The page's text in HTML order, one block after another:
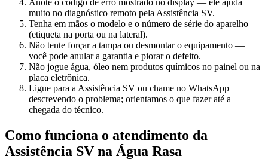
Anote o código de erro mostrado no display — ele ajuda
muito no diagnóstico remoto pela Assistência SV.
Tenha em mãos o modelo e o número de série do aparelho
(etiqueta na porta ou na lateral).
Não tente forçar a tampa ou desmontar o equipamento —
você pode anular a garantia e piorar o defeito.
Não jogue água, óleo nem produtos químicos no painel ou na
placa eletrônica.
Ligue para a Assistência SV ou chame no WhatsApp
descrevendo o problema; orientamos o que fazer até a
chegada do técnico.
Como funciona o atendimento da
Assistência SV na Água Rasa